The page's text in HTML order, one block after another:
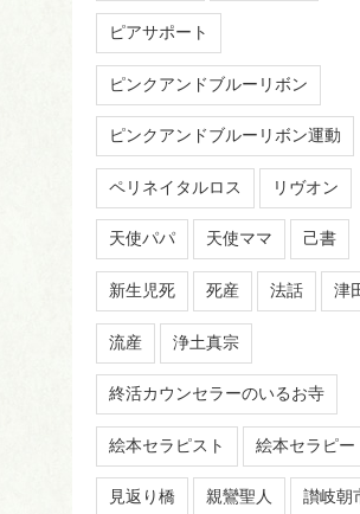
ピアサポート
ピンクアンドブルーリボン
ピンクアンドブルーリボン運動
ペリネイタルロス リヴオン
天使パパ 天使ママ 己書
新生児死 死産 法話 津
流産 浄土真宗
終活カウンセラーのいるお寺
絵本セラピスト 絵本セラピー
見返り橋 親鸞聖人 讃岐朝